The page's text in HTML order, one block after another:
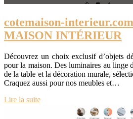
cotemaison-
MAISON INTÉRIEUR
Découvrez un choix exclusif d’objets
pour la maison. Des luminaires au linge
de la table et la décoration murale,
Craquez aussi pour nos meubles et…
Lire la suite